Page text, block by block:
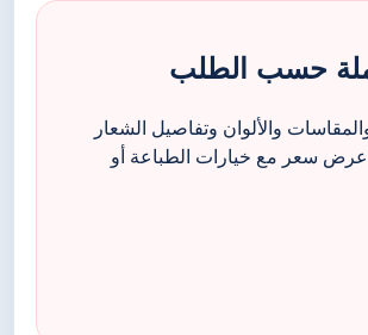
حسب الطلب
والألوان وتفاصيل الشعار
سعر مع خيارات الطباعة أو